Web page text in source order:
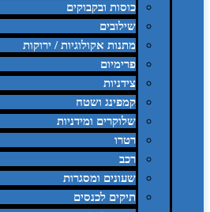
כוסות ובקבוקים
שילובים
מתנות אקולוגיות / ירוקות
פרימיום
צידניות
קמפינג ושטח
שלוקרים ומידניות
רטרו
רכב
שעונים ומסגרות
תיקים לכנסים